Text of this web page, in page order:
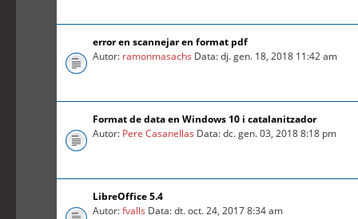
error en scannejar en format pdf
Autor: ramonmasachs Data: dj. gen. 18, 2018 11:42 am
Format de data en Windows 10 i catalanitzador
Autor: Pere Casanellas Data: dc. gen. 03, 2018 8:18 pm
LibreOffice 5.4
Autor:fvalls Data: dt. oct. 24, 2017 8:34 am